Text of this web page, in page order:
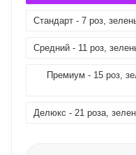
Стандарт - 7 роз,
Средний - 11 роз,
Премиум - 15 роз,
Делюкс - 21 роза,